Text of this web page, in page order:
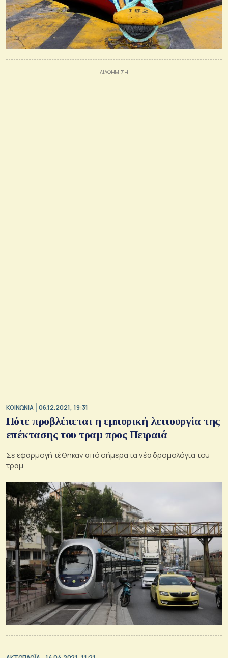
ΚΟΙΝΩΝΙΑ 06.12.2021, 19:31
Πότε προβλέπεται η εμπορική λειτουργία της
επέκτασης του τραμ προς Πειραιά
Σε εφαρμογή τέθηκαν από σήμερα τα νέα δρομολόγια του
τραμ